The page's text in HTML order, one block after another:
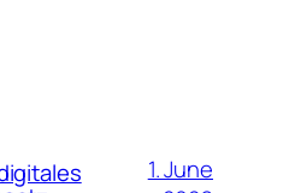
1. June